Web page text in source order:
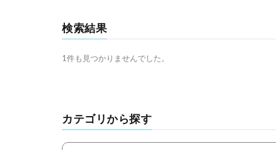
検索結果
1件も見つかりませんでした。
カテゴリから探す